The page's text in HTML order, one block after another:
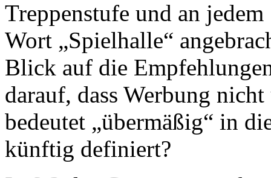
Treppenstufe und an
Wort „Spielhalle“
Blick auf die
darauf, dass Werbung
bedeutet „übermäßig“ in
künftig definiert?